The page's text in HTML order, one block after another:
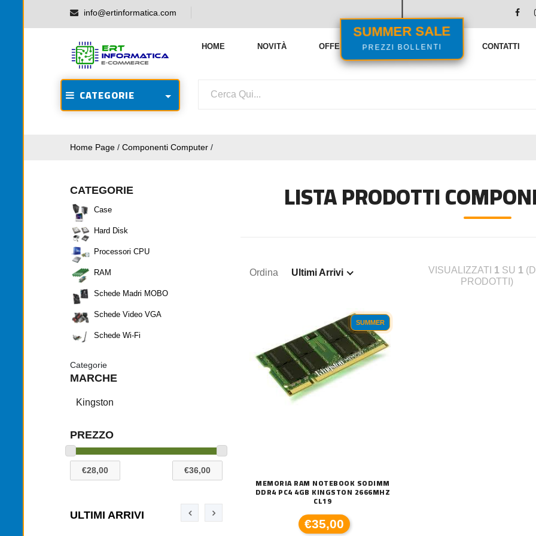
SUMMER SALE
PREZZI BOLLENTI
info@ertinformatica.com
HOME NOVITÀ OFFERTE VENDITE FLASH CONTATTI
CATEGORIE
Home Page / Componenti Computer /
CATEGORIE
Case
Hard Disk
Processori CPU
RAM
Schede Madri MOBO
Schede Video VGA
Schede Wi-Fi
Categorie
MARCHE
Kingston
PREZZO
ULTIMI ARRIVI
LISTA PRODOTTI
Ordina Ultimi Arrivi VISUALIZZATI 1 SU 1
PRODOTTI)
SUMMER
MEMORIA RAM NOTEBOOK SODIMM
DDR4 PC4 4GB KINGSTON 2666MHZ
CL19
€35,00